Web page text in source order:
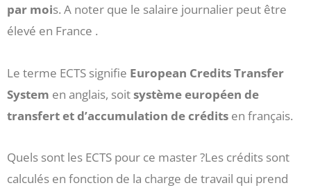
par mois. A noter que le salaire journalier peut être
élevé en France .
Le terme ECTS signifie European Credits Transfer
System en anglais, soitsystème européen de
transfert et d’accumulation de crédits en français.
Quels sont les ECTS pour ce master ?Les crédits sont
calculés en fonction de la charge de travail qui prend